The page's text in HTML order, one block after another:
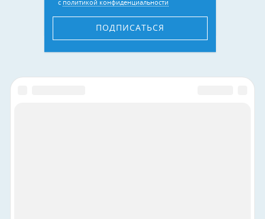
с политикой конфиденциальности
ПОДПИСАТЬСЯ